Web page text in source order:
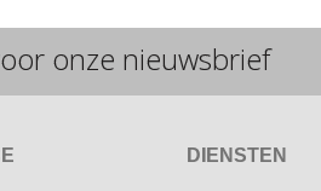
onze nieuwsbrief
DIENSTEN